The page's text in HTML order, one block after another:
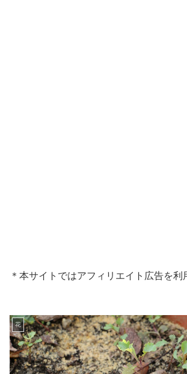
＊本サイトではアフィリエイト広告を利
花